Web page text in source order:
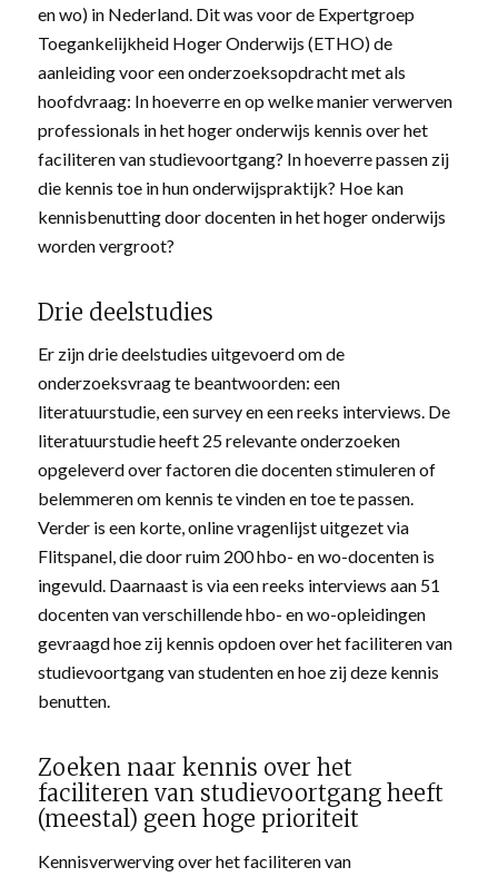
en wo) in Nederland. Dit was voor de Expertgroep
Toegankelijkheid Hoger Onderwijs (ETHO) de
aanleiding voor een onderzoeksopdracht met als
hoofdvraag: In hoeverre en op welke manier verwerven
professionals in het hoger onderwijs kennis over het
faciliteren van studievoortgang? In hoeverre passen zij
die kennis toe in hun onderwijspraktijk? Hoe kan
kennisbenutting door docenten in het hoger onderwijs
worden vergroot?
Drie deelstudies
Er zijn drie deelstudies uitgevoerd om de
onderzoeksvraag te beantwoorden: een
literatuurstudie, een survey en een reeks interviews. De
literatuurstudie heeft 25 relevante onderzoeken
opgeleverd over factoren die docenten stimuleren of
belemmeren om kennis te vinden en toe te passen.
Verder is een korte, online vragenlijst uitgezet via
Flitspanel, die door ruim 200 hbo- en wo-docenten is
ingevuld. Daarnaast is via een reeks interviews aan 51
docenten van verschillende hbo- en wo-opleidingen
gevraagd hoe zij kennis opdoen over het faciliteren van
studievoortgang van studenten en hoe zij deze kennis
benutten.
Zoeken naar kennis over het
faciliteren van studievoortgang heeft
(meestal) geen hoge prioriteit
Kennisverwerving over het faciliteren van